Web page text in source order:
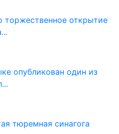
торжественное открытие
опубликован один из
тюремная синагога